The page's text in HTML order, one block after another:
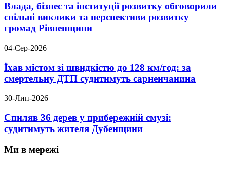
Влада, бізнес та інституції розвитку обговорили
спільні виклики та перспективи розвитку
громад Рівненщини
04-Сер-2026
Їхав містом зі швидкістю до 128 км/год: за
смертельну ДТП судитимуть сарненчанина
30-Лип-2026
Спиляв 36 дерев у прибережній смузі:
судитимуть жителя Дубенщини
Ми в мережі